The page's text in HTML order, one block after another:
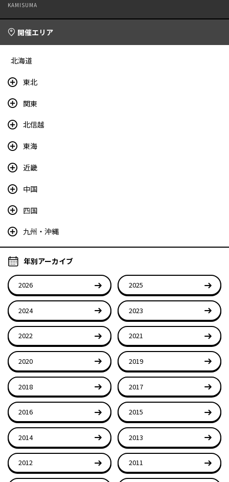
KAMISUMA
開催エリア
北海道
東北
関東
北信越
東海
近畿
中国
四国
九州・沖縄
年別アーカイブ
2026 2025
2024 2023
2022 2021
2020 2019
2018 2017
2016 2015
2014 2013
2012 2011